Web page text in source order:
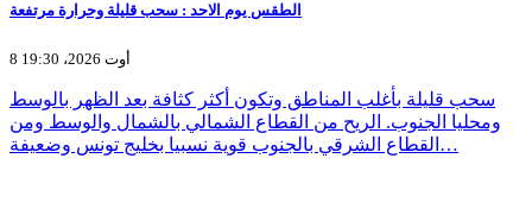
الطقس يوم الاحد : سحب قليلة وحرارة مرتفعة
8 أوت 2026، 19:30
سحب قليلة بأغلب المناطق وتكون أكثر كثافة بعد الظهر بالوسط
ومحليا الجنوب. الريح من القطاع الشمالي بالشمال والوسط ومن
القطاع الشرقي بالجنوب قوية نسبيا بخليج تونس وضعيفة…